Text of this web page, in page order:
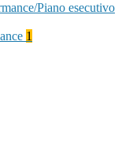
Piano esecutivo
1